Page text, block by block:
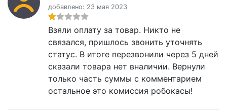
добавлено: 23 мая 2023
Взяли оплату за товар. Никто не
связался, пришлось звонить уточнять
статус. В итоге перезвонили через 5 дней
сказали товара нет вналичии. Вернули
только часть суммы с комментарием
остальное это комиссия робокасы!